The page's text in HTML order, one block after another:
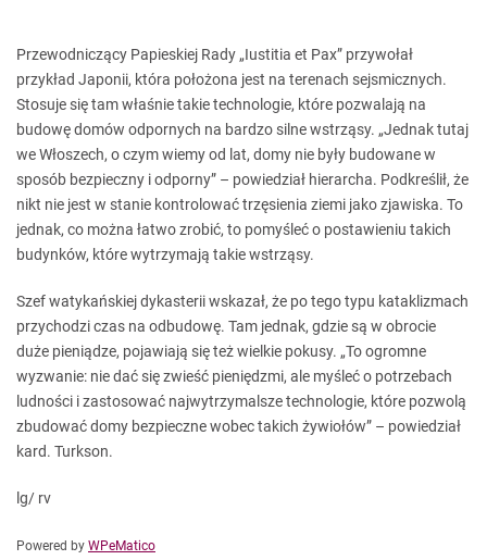
Przewodniczący Papieskiej Rady „Iustitia et Pax” przywołał
przykład Japonii, która położona jest na terenach sejsmicznych.
Stosuje się tam właśnie takie technologie, które pozwalają na
budowę domów odpornych na bardzo silne wstrząsy. „Jednak tutaj
we Włoszech, o czym wiemy od lat, domy nie były budowane w
sposób bezpieczny i odporny” – powiedział hierarcha. Podkreślił, że
nikt nie jest w stanie kontrolować trzęsienia ziemi jako zjawiska. To
jednak, co można łatwo zrobić, to pomyśleć o postawieniu takich
budynków, które wytrzymają takie wstrząsy.
Szef watykańskiej dykasterii wskazał, że po tego typu kataklizmach
przychodzi czas na odbudowę. Tam jednak, gdzie są w obrocie
duże pieniądze, pojawiają się też wielkie pokusy. „To ogromne
wyzwanie: nie dać się zwieść pieniędzmi, ale myśleć o potrzebach
ludności i zastosować najwytrzymalsze technologie, które pozwolą
zbudować domy bezpieczne wobec takich żywiołów” – powiedział
kard. Turkson.
lg/ rv
Powered by WPeMatico